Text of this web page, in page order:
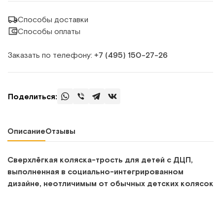
Способы доставки
Способы оплаты
Заказать по телефону: +7 (495) 150‑27‑26
Поделиться:
ОписаниеОтзывы
Сверхлёгкая коляска-трость для детей с ДЦП,
выполненная в социально-интегрированном
дизайне, неотличимым от обычных детских колясок